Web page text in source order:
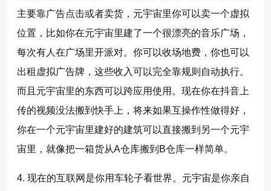
主要靠广告点击或者卖货，元宇宙里你可以卖一个虚拟
位置，比如你在元宇宙里建了一个很漂亮的音乐广场，
每次有人在广场里开派对。你可以收场地费，你也可以
出租虚拟广告牌，这些收入可以完全靠规则自动执行。
而且元宇宙里的东西可以跨应用使用。现在你在抖音上
传的视频没法搬到快手上，将来如果互操作性做得好，
你在一个元宇宙里建好的建筑可以直接搬到另一个元宇
宙里，就像把一箱货从A仓库搬到B仓库一样简单。
4. 现在的互联网是你用车轮子看世界。元宇宙是你亲自